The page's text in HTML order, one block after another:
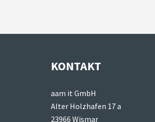
KONTAKT
aam it GmbH
Alter Holzhafen 17 a
23966 Wismar